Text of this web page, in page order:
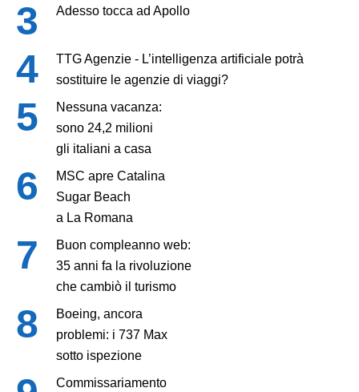
Adesso tocca ad Apollo
TTG Agenzie - L’intelligenza artificiale potrà
sostituire le agenzie di viaggi?
Nessuna vacanza:
sono 24,2 milioni
gli italiani a casa
MSC apre Catalina
Sugar Beach
a La Romana
Buon compleanno web:
35 anni fa la rivoluzione
che cambiò il turismo
Boeing, ancora
problemi: i 737 Max
sotto ispezione
Commissariamento